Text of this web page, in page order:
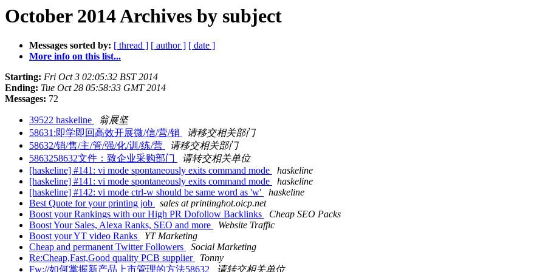
October 2014 Archives by subject
Messages sorted by: [ thread ] [ author ] [ date ]
More info on this list...
Starting: Fri Oct 3 02:05:32 BST 2014
Ending: Tue Oct 28 05:58:33 GMT 2014
Messages: 72
39522 haskeline
翁展坚
58631:即学即回高效开展微/信/营/销
请移交相关部门
58632/销/售/主/管/强/化/训/练/营
请移交相关部门
5863258632文件：致企业采购部门
请转交相关单位
[haskeline] #141: vi mode spontaneously exits command mode
haskeline
[haskeline] #141: vi mode spontaneously exits command mode
haskeline
[haskeline] #142: vi mode ctrl-w should be same word as 'w'
haskeline
Best Quote for your printing job
sales at printinghot.oicp.net
Boost your Rankings with our High PR Dofollow Backlinks
Cheap SEO Packs
Boost Your Sales, Alexa Ranks, SEO and more
Website Traffic
Boost your YT video Ranks
YT Marketing
Cheap and permanent Twitter Followers
Social Marketing
Re:Cheap,Fast,Good quality PCB supplier
Tonny
Fw://如何掌握新产品上市管理的方法58632
请转交相关单位